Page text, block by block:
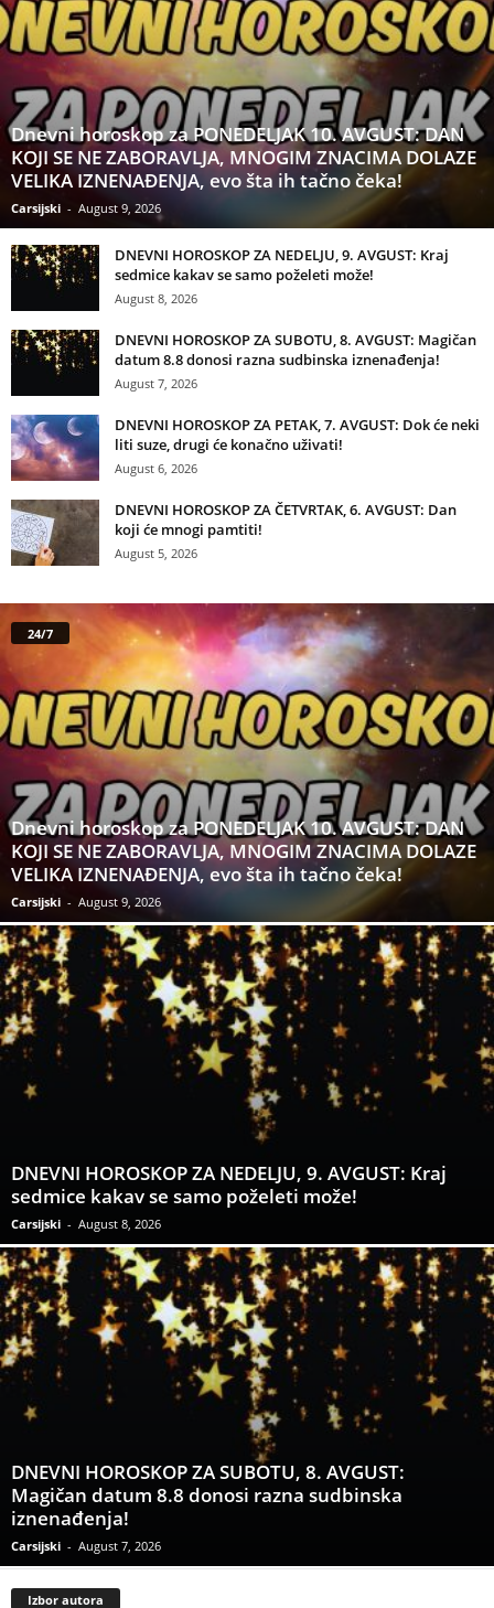
Dnevni horoskop za PONEDELJAK 10. AVGUST: DAN
KOJI SE NE ZABORAVLJA, MNOGIM ZNACIMA DOLAZE
VELIKA IZNENAĐENJA, evo šta ih tačno čeka!
Carsijski - August 9, 2026
DNEVNI HOROSKOP ZA NEDELJU, 9. AVGUST: Kraj
sedmice kakav se samo poželeti može!
August 8, 2026
DNEVNI HOROSKOP ZA SUBOTU, 8. AVGUST: Magičan
datum 8.8 donosi razna sudbinska iznenađenja!
August 7, 2026
DNEVNI HOROSKOP ZA PETAK, 7. AVGUST: Dok će neki
liti suze, drugi će konačno uživati!
August 6, 2026
DNEVNI HOROSKOP ZA ČETVRTAK, 6. AVGUST: Dan
koji će mnogi pamtiti!
August 5, 2026
24/7
Dnevni horoskop za PONEDELJAK 10. AVGUST: DAN
KOJI SE NE ZABORAVLJA, MNOGIM ZNACIMA DOLAZE
VELIKA IZNENAĐENJA, evo šta ih tačno čeka!
Carsijski - August 9, 2026
DNEVNI HOROSKOP ZA NEDELJU, 9. AVGUST: Kraj
sedmice kakav se samo poželeti može!
Carsijski - August 8, 2026
DNEVNI HOROSKOP ZA SUBOTU, 8. AVGUST:
Magičan datum 8.8 donosi razna sudbinska
iznenađenja!
Carsijski - August 7, 2026
Izbor autora